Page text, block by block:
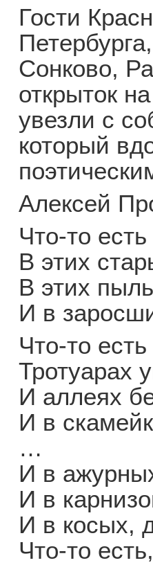
Гости
Сонково,
открыток
увезли с
который
Алексей
Что-то
В этих
В этих
И в
Что-то
Тротуарах
И аллеях
И в
…
И в
И в
И в косых,
Что-то